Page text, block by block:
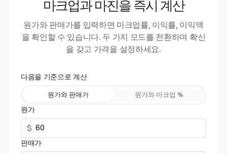
마크업과 마진을 즉시 계산
원가와 판매가를 입력하면 마크업률, 이익률, 이익액
을 확인할 수 있습니다. 두 가지 모드를 전환하며 확신
을 갖고 가격을 설정하세요.
다음을 기준으로 계산
원가와 판매가 원가와 마크업 %
원가
$
판매가